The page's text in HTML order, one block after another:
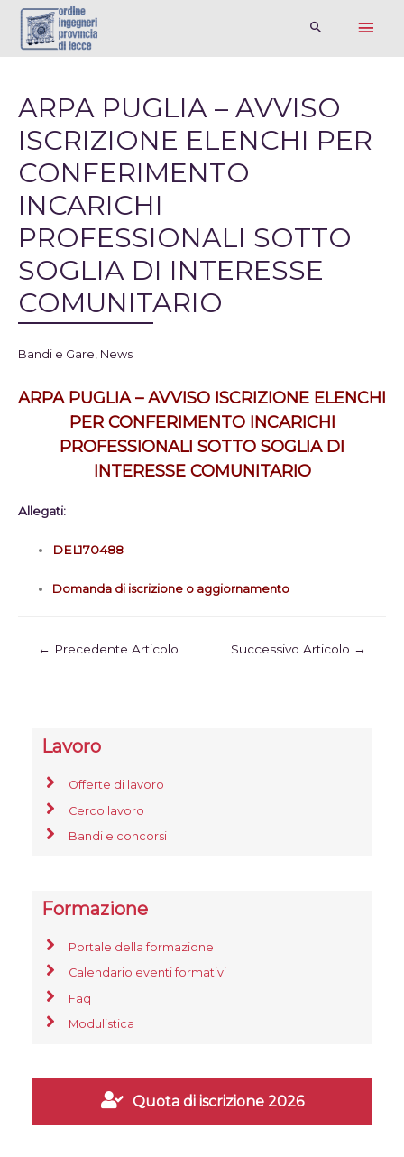
ARPA PUGLIA – AVVISO
ISCRIZIONE ELENCHI PER
CONFERIMENTO
INCARICHI
PROFESSIONALI SOTTO
SOGLIA DI INTERESSE
COMUNITARIO
Bandi e Gare News
ARPA PUGLIA – AVVISO ISCRIZIONE ELENCHI
PER CONFERIMENTO INCARICHI
PROFESSIONALI SOTTO SOGLIA DI
INTERESSE COMUNITARIO
Allegati:
DEL170488
Domanda di iscrizione o aggiornamento
← Precedente Articolo Successivo Articolo →
Lavoro
Offerte di lavoro
Cerco lavoro
Bandi e concorsi
Formazione
Portale della formazione
Calendario eventi formativi
Faq
Modulistica
Quota di iscrizione 2026